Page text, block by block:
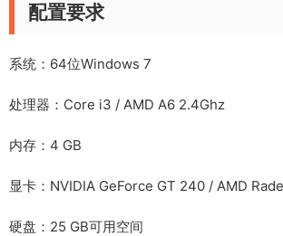
配置要求
系统：64位Windows 7
处理器：Core i3 / AMD A6 2.4Ghz
内存：4 GB
显卡：NVIDIA GeForce GT 240 / AMD
硬盘：25 GB可用空间